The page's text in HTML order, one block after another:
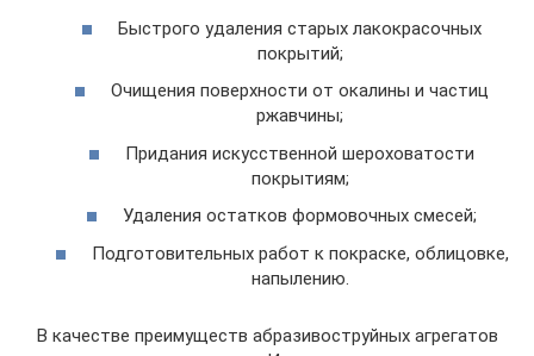
Быстрого удаления старых лакокрасочных
покрытий;
Очищения поверхности от окалины и частиц
ржавчины;
Придания искусственной шероховатости
покрытиям;
Удаления остатков формовочных смесей;
Подготовительных работ к покраске, облицовке,
напылению.
В качестве преимуществ абразивоструйных агрегатов